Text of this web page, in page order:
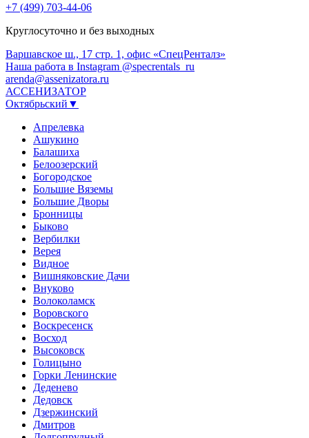
+7 (499) 703-44-06
Круглосуточно и без выходных
Варшавское ш., 17 стр. 1, офис «СпецРенталз»
Наша работа в Instagram @specrentals_ru
arenda@assenizatora.ru
АССЕНИЗАТОР
Октябрьский▼
Апрелевка
Ашукино
Балашиха
Белоозерский
Богородское
Большие Вяземы
Большие Дворы
Бронницы
Быково
Вербилки
Верея
Видное
Вишняковские Дачи
Внуково
Волоколамск
Воровского
Воскресенск
Восход
Высоковск
Голицыно
Горки Ленинские
Деденево
Дедовск
Дзержинский
Дмитров